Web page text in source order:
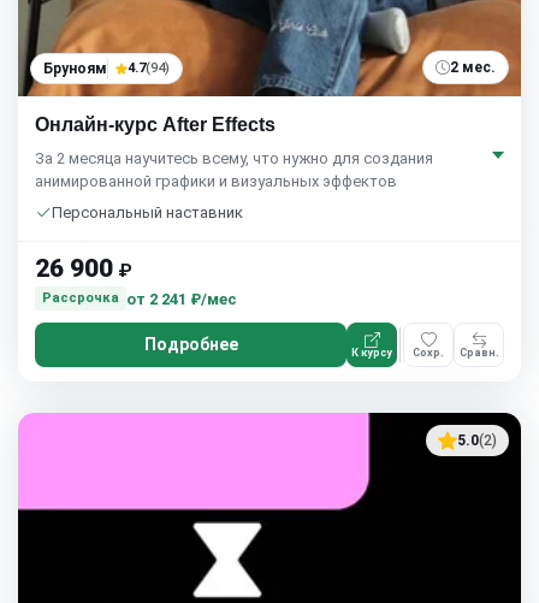
Бруноям 4.7(94) 2 мес.
Онлайн-курс After Effects
За 2 месяца научитесь всему, что нужно для создания
анимированной графики и визуальных эффектов
Персональный наставник
26 900 ₽
Рассрочка от 2 241 ₽/мес
Подробнее К курсу Сохр. Сравн.
5.0(2)